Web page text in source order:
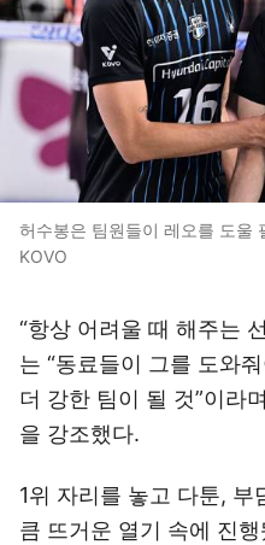
허수봉은 팀원들이 레오를 도울
KOVO
“항상 어려울 때 해주는
는 “동료들이 그를 도와
더 강한 팀이 될 것”이라
을 강조했다.
1위 자리를 놓고 다툰,
큼 뜨거운 열기 속에 진